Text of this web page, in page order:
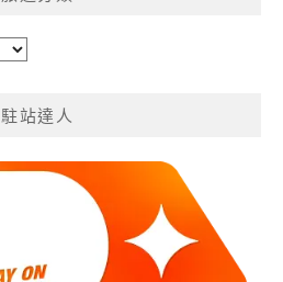
駐站達人